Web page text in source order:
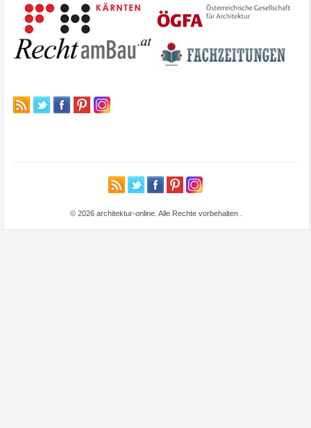
© 2026 architektur-online. Alle Rechte vorbehalten .